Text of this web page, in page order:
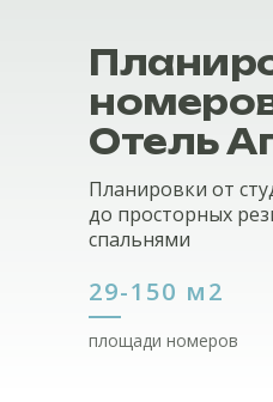
29-150 м2
площади номеров
Планировки от
до просторных
спальнями
Отель